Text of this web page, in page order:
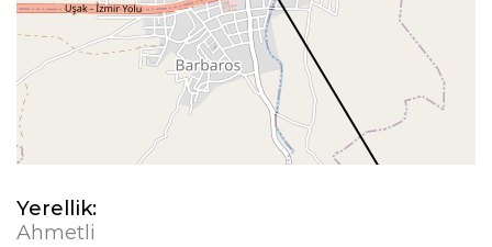
Yerellik:
Ahmetli